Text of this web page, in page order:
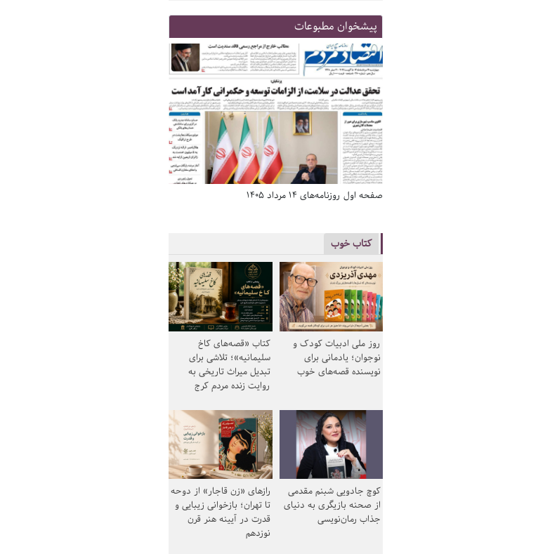
پیشخوان مطبوعات
صفحه اول روزنامه‌های 14 مرداد 1405
کتاب خوب
روز ملی ادبیات کودک و
نوجوان؛ یادمانی برای
نویسنده قصه‌های خوب
کتاب «قصه‌های کاخ
سلیمانیه»؛ تلاشی برای
تبدیل میراث تاریخی به
روایت زنده مردم کرج
کوچ جادویی شبنم مقدمی
از صحنه بازیگری به دنیای
جذاب رمان‌نویسی
رازهای «زن قاجار» از دوحه
تا تهران؛ بازخوانی زیبایی و
قدرت در آیینه هنر قرن
نوزدهم